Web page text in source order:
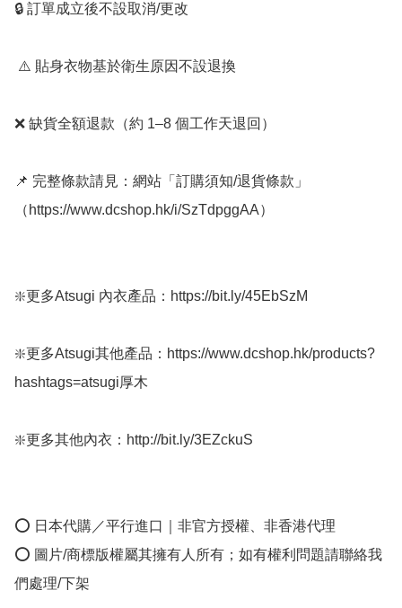
🔒 訂單成立後不設取消/更改
❌ 缺貨全額退款（約 1–8 個工作天退回）
📌 完整條款請見：網站「訂購須知/退貨條款」
（https://www.dcshop.hk/i/SzTdpggAA）
❇️更多Atsugi 內衣產品：https://bit.ly/45EbSzM
❇️更多Atsugi其他產品：https://www.dcshop.hk/products?
hashtags=atsugi厚木
❇️更多其他內衣：http://bit.ly/3EZckuS
⭕ 日本代購／平行進口｜非官方授權、非香港代理
⭕ 圖片/商標版權屬其擁有人所有；如有權利問題請聯絡我
們處理/下架